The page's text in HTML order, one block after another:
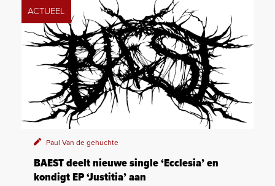
ACTUEEL
Paul Van de gehuchte
BAEST deelt nieuwe single ‘Ecclesia’ en
kondigt EP ‘Justitia’ aan